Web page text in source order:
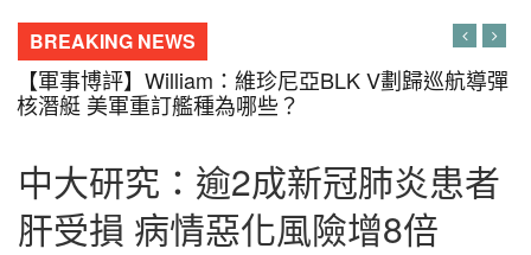
BREAKING NEWS
【軍事博評】William：維珍尼亞BLK V劃歸巡航導彈
核潛艇 美軍重訂艦種為哪些？
中大研究：逾2成新冠肺炎患者
肝受損 病情惡化風險增8倍